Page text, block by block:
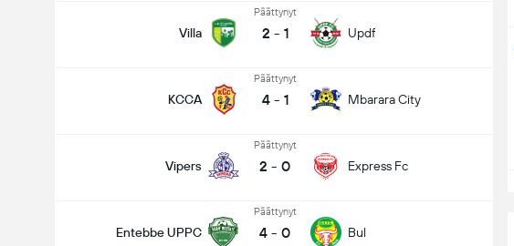
Villa
Päättynyt
2 - 1 Updf
KCCA
Päättynyt
4 - 1 Mbarara City
Vipers
Päättynyt
2 - 0 Express Fc
Entebbe UPPC
Päättynyt
4 - 0 Bul